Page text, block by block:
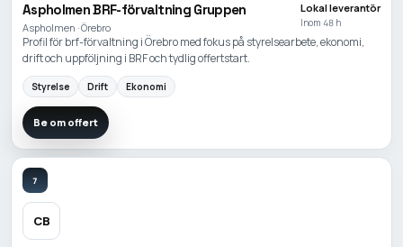
Aspholmen BRF-förvaltning Gruppen
Aspholmen · Örebro
Lokal leverantör
Inom 48 h
Profil för brf-förvaltning i Örebro med fokus på styrelsearbete, ekonomi,
drift och uppföljning i BRF och tydlig offertstart.
Styrelse Drift Ekonomi
Be om offert
7
CB